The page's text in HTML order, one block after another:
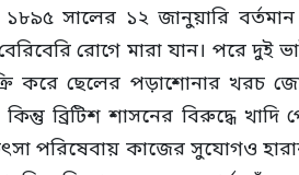
সালের ১২ জানুয়ারি বর্তমান
রোগে মারা যান। পরে দুই
করে ছেলের পড়াশোনার খরচ
ব্রিটিশ শাসনের বিরুদ্ধে
পরিষেবায় কাজের সুযোগও